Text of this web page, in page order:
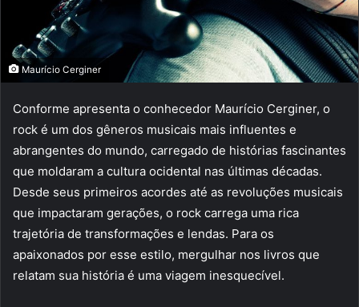
Maurício Cerginer
Conforme apresenta o conhecedor Maurício Cerginer, o
rock é um dos gêneros musicais mais influentes e
abrangentes do mundo, carregado de histórias fascinantes
que moldaram a cultura ocidental nas últimas décadas.
Desde seus primeiros acordes até as revoluções musicais
que impactaram gerações, o rock carrega uma rica
trajetória de transformações e lendas. Para os
apaixonados por esse estilo, mergulhar nos livros que
relatam sua história é uma viagem inesquecível.